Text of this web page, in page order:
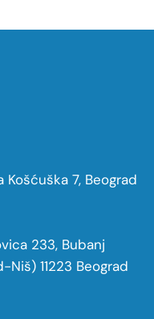
7, Beograd
233, Bubanj
11223 Beograd